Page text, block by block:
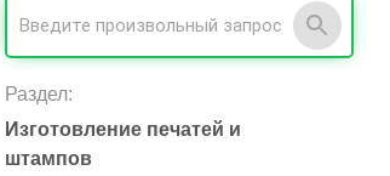
Раздел:
Изготовление печатей и
штампов